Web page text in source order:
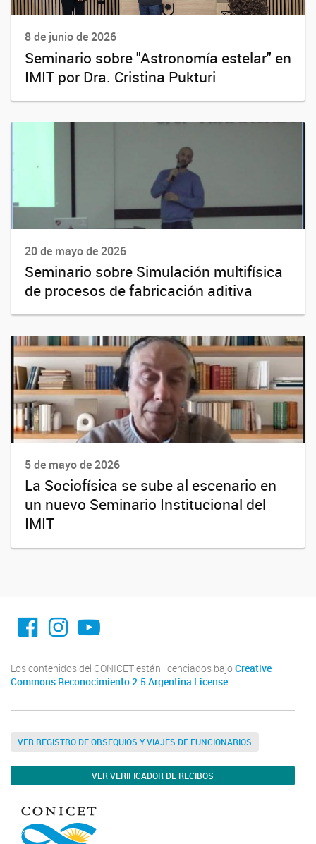
8 de junio de 2026
Seminario sobre "Astronomía estelar" en
IMIT por Dra. Cristina Pukturi
20 de mayo de 2026
Seminario sobre Simulación multifísica
de procesos de fabricación aditiva
5 de mayo de 2026
La Sociofísica se sube al escenario en
un nuevo Seminario Institucional del
IMIT
facebook imit.conicet
imit.conicet
Youtube
Los contenidos del CONICET están licenciados bajo Creative
Commons Reconocimiento 2.5 Argentina License
VER REGISTRO DE OBSEQUIOS Y VIAJES DE FUNCIONARIOS
VER VERIFICADOR DE RECIBOS